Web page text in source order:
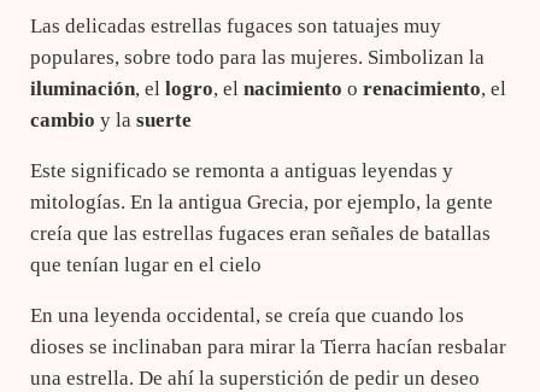
Las delicadas estrellas fugaces son tatuajes muy
populares, sobre todo para las mujeres. Simbolizan la
iluminación, el logro, el nacimiento o renacimiento, el
cambio y la suerte
Este significado se remonta a antiguas leyendas y
mitologías. En la antigua Grecia, por ejemplo, la gente
creía que las estrellas fugaces eran señales de batallas
que tenían lugar en el cielo
En una leyenda occidental, se creía que cuando los
dioses se inclinaban para mirar la Tierra hacían resbalar
una estrella. De ahí la superstición de pedir un deseo